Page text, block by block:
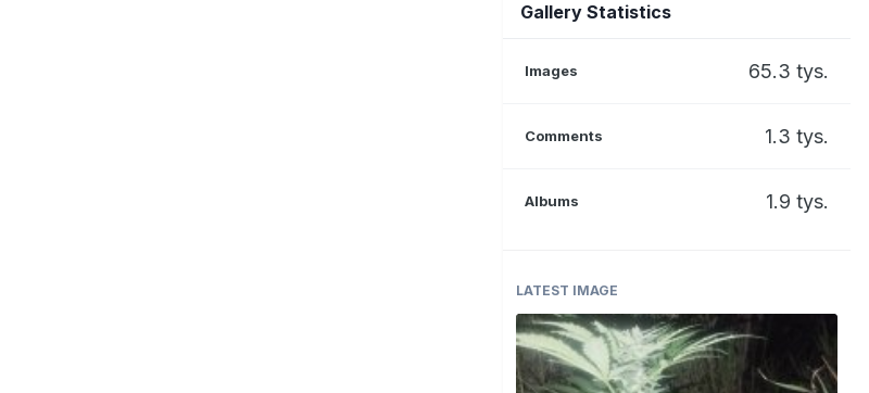
Gallery Statistics
Images 65.3 tys.
Comments 1.3 tys.
Albums 1.9 tys.
LATEST IMAGE